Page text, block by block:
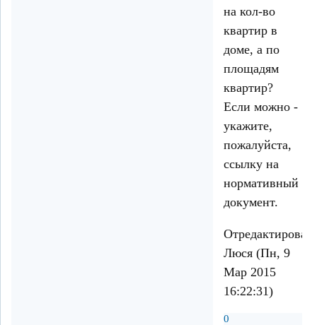
на кол-во
квартир в
доме, а по
площадям
квартир?
Если можно -
укажите,
пожалуйста,
ссылку на
нормативный
документ.
Люся (Пн, 9
Мар 2015
16:22:31)
0